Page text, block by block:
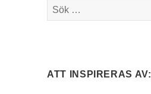
Sök
efter:
ATT INSPIRERAS AV: